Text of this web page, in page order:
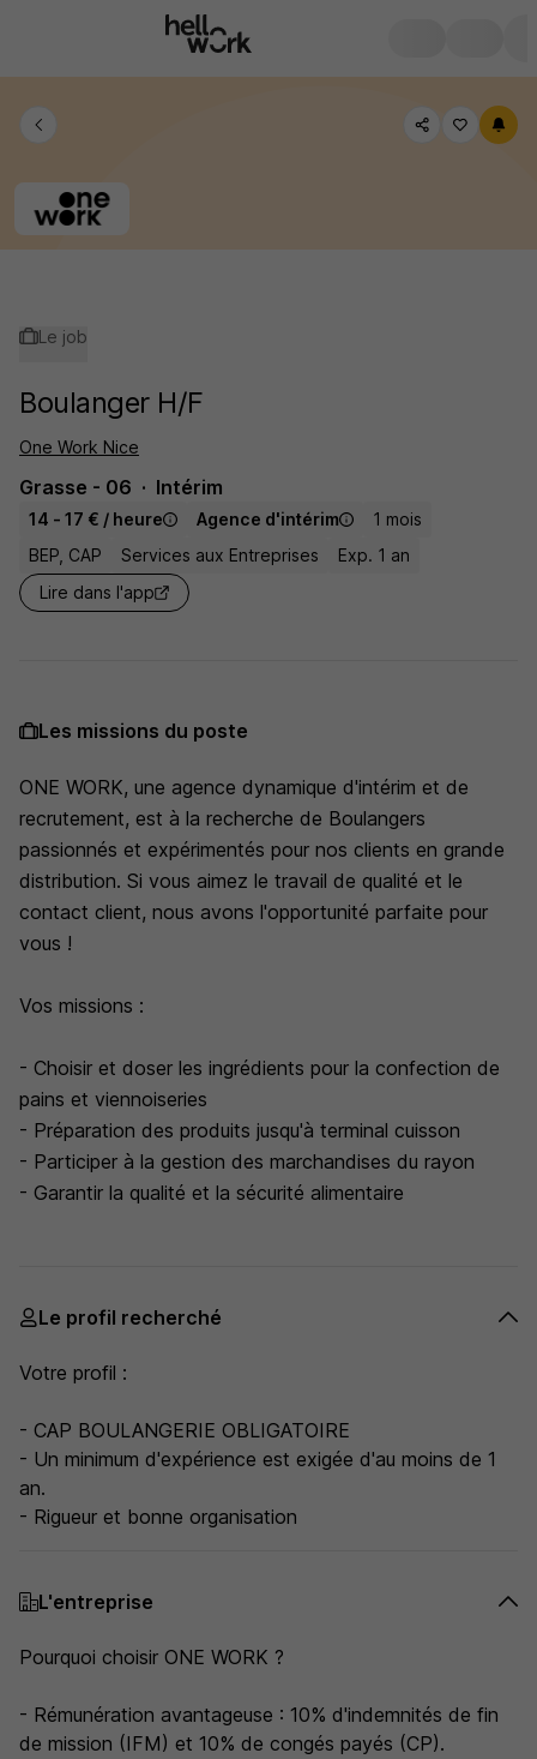
Le job
Boulanger H/F
One Work Nice
Grasse - 06 Intérim
14 - 17 € / heure Agence d'intérim
1 mois
BEP, CAP
Services aux Entreprises
Exp. 1 an
Lire dans l'app
Les missions du poste
ONE WORK, une agence dynamique d'intérim et de
recrutement, est à la recherche de Boulangers
passionnés et expérimentés pour nos clients en grande
distribution. Si vous aimez le travail de qualité et le
contact client, nous avons l'opportunité parfaite pour
vous !
Vos missions :
- Choisir et doser les ingrédients pour la confection de
pains et viennoiseries
- Préparation des produits jusqu'à terminal cuisson
- Participer à la gestion des marchandises du rayon
- Garantir la qualité et la sécurité alimentaire
Le profil recherché
Votre profil :
- CAP BOULANGERIE OBLIGATOIRE
- Un minimum d'expérience est exigée d'au moins de 1
an.
- Rigueur et bonne organisation
L'entreprise
Pourquoi choisir ONE WORK ?
- Rémunération avantageuse : 10% d'indemnités de fin
de mission (IFM) et 10% de congés payés (CP).